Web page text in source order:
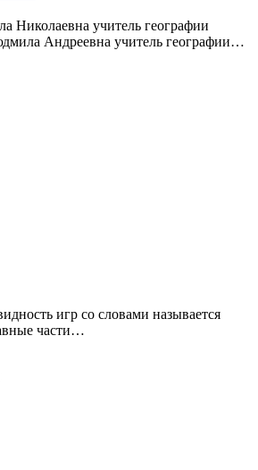
Николаевна учитель географии
Андреевна учитель географии…
игр со словами называется
части…